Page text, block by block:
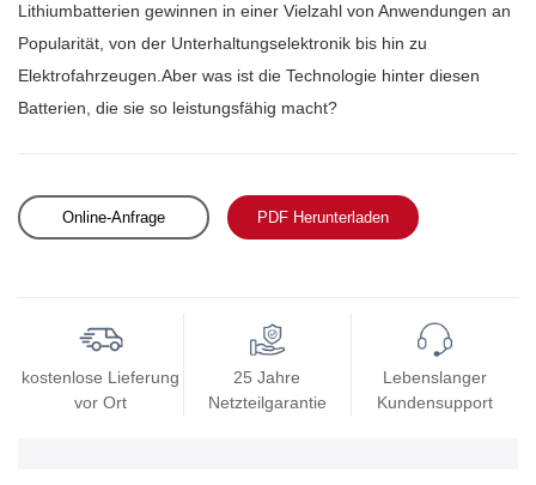
Lithiumbatterien gewinnen in einer Vielzahl von Anwendungen an
Popularität, von der Unterhaltungselektronik bis hin zu
Elektrofahrzeugen.Aber was ist die Technologie hinter diesen
Batterien, die sie so leistungsfähig macht?
Online-Anfrage PDF Herunterladen
kostenlose Lieferung
vor Ort
25 Jahre
Netzteilgarantie
Lebenslanger
Kundensupport